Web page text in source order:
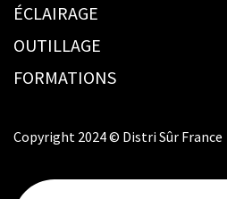
ÉCLAIRAGE
OUTILLAGE
FORMATIONS
Copyright 2024 © Distri Sûr France